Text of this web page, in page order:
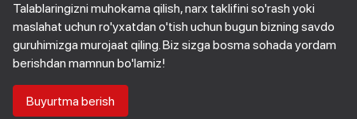
Talablaringizni muhokama qilish, narx taklifini so'rash yoki
maslahat uchun ro'yxatdan o'tish uchun bugun bizning savdo
guruhimizga murojaat qiling. Biz sizga bosma sohada yordam
berishdan mamnun bo'lamiz!
Buyurtma berish